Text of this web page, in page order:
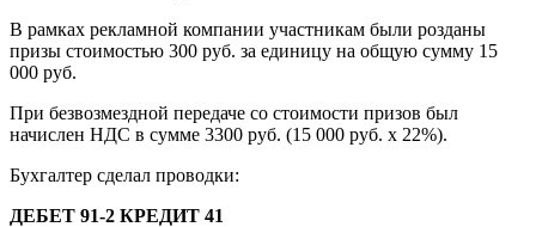
В рамках рекламной компании участникам были розданы
призы стоимостью 300 руб. за единицу на общую сумму 15
000 руб.
При безвозмездной передаче со стоимости призов был
начислен НДС в сумме 3300 руб. (15 000 руб. х 22%).
Бухгалтер сделал проводки:
ДЕБЕТ 91-2 КРЕДИТ 41